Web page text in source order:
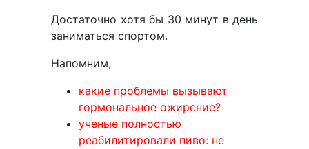
Достаточно хотя бы 30 минут в день
заниматься спортом.
Напомним,
какие проблемы вызывают
гормональное ожирение?
ученые полностью
реабилитировали пиво: не